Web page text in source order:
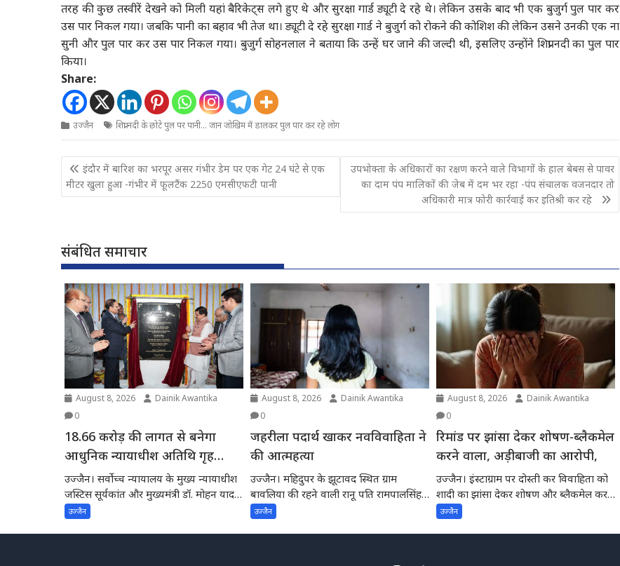
तरह की कुछ तस्वीरें देखने को मिली यहां बैरिकेट्स लगे हुए थे और सुरक्षा गार्ड ड्यूटी दे रहे थे। लेकिन उसके बाद भी एक बुजुर्ग पुल पार कर
उस पार निकल गया। जबकि पानी का बहाव भी तेज था। ड्यूटी दे रहे सुरक्षा गार्ड ने बुजुर्ग को रोकने की कोशिश की लेकिन उसने उनकी एक ना
सुनी और पुल पार कर उस पार निकल गया। बुजुर्ग सोहनलाल ने बताया कि उन्हें घर जाने की जल्दी थी, इसलिए उन्होंने शिप्रा नदी का पुल पार
किया।
Share:
उज्जैन शिप्रा नदी के छोटे पुल पर पानी... जान जोखिम में डालकर पुल पार कर रहे लोग
Post
navigation
इंदौर में बारिश का भरपूर असर गंभीर डेम पर एक गेट 24 घंटे से एक
मीटर खुला हुआ -गंभीर में फूलटैंक 2250 एमसीएफटी पानी
उपभोक्ता के अधिकारों का रक्षण करने वाले विभागों के हाल बेबस से पावर
का दाम पंप मालिकों की जेब में दम भर रहा -पंप संचालक वजनदार तो
अधिकारी मात्र फोरी कार्रवाई कर इतिश्री कर रहे
संबंधित समाचार
August 8, 2026
Dainik Awantika
0
18.66 करोड़ की लागत से बनेगा
आधुनिक न्यायाधीश अतिथि गृह
सर्वोच्च न्यायालय चीफ जस्टिस और
मुख्यमंत्री ने किया भूमिपूजन
उज्जैन। सर्वोच्च न्यायालय के मुख्य न्यायाधीश
जस्टिस सूर्यकांत और मुख्यमंत्री डॉ. मोहन यादव
ने उज्जैन न्यायिक...
उज्जैन
August 8, 2026
Dainik Awantika
0
जहरीला पदार्थ खाकर नवविवाहिता ने
की आत्महत्या
उज्जैन। महिदुपर के झूटावद स्थित ग्राम
बावलिया की रहने वाली रानू पति रामपालसिंह
20 ने गुरूवार...
उज्जैन
August 8, 2026
Dainik Awantika
0
रिमांड पर झांसा देकर शोषण-ब्लैकमेल
करने वाला, अड़ीबाजी का आरोपी,
उज्जैन। इंस्टाग्राम पर दोस्ती कर विवाहिता को
शादी का झांसा देकर शोषण और ब्लैकमेल करने
वाले...
उज्जैन